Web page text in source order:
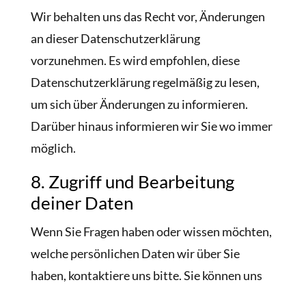
Wir behalten uns das Recht vor, Änderungen
an dieser Datenschutzerklärung
vorzunehmen. Es wird empfohlen, diese
Datenschutzerklärung regelmäßig zu lesen,
um sich über Änderungen zu informieren.
Darüber hinaus informieren wir Sie wo immer
möglich.
8. Zugriff und Bearbeitung
deiner Daten
Wenn Sie Fragen haben oder wissen möchten,
welche persönlichen Daten wir über Sie
haben, kontaktiere uns bitte. Sie können uns